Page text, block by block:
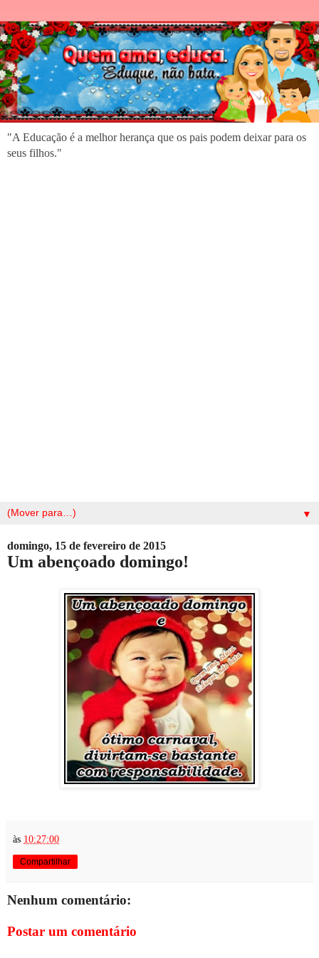
"A Educação é a melhor herança que os pais podem deixar para os
seus filhos."
▼
domingo, 15 de fevereiro de 2015
Um abençoado domingo!
às 10:27:00
Compartilhar
Nenhum comentário:
Postar um comentário